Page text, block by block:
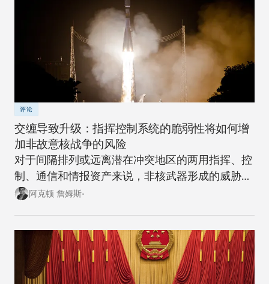
评论
交缠导致升级：指挥控制系统的脆弱性将如何增
加非故意核战争的风险
对于间隔排列或远离潜在冲突地区的两用指挥、控
制、通信和情报资产来说，非核武器形成的威胁越
来越大。
阿克顿 詹姆斯•